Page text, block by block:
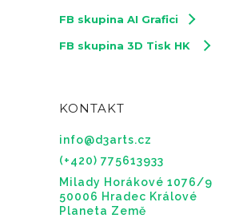
FB skupina AI Grafici
FB skupina 3D Tisk HK
KONTAKT
info@d3arts.cz
(+420) 775613933
Milady Horákové 1076/9
50006 Hradec Králové
Planeta Země